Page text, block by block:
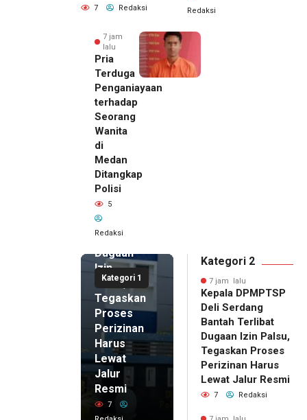
7 Redaksi Redaksi
7 jam
lalu
Pria
Terduga
Penganiayaan
terhadap
Seorang
Wanita
di
Medan
Ditangkap
Polisi
5
Redaksi
Kategori 1
7 jam lalu
Kepala
DPMPTSP
Deli
Serdang
Bantah
Terlibat
Dugaan
Izin
Palsu,
Tegaskan
Proses
Perizinan
Harus
Lewat
Jalur
Resmi
7
Kategori 2
7 jam lalu
Kepala DPMPTSP
Deli Serdang
Bantah Terlibat
Dugaan Izin Palsu,
Tegaskan Proses
Perizinan Harus
Lewat Jalur Resmi
7 Redaksi